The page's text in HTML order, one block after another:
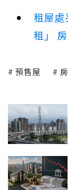
租屋
租」
預售屋